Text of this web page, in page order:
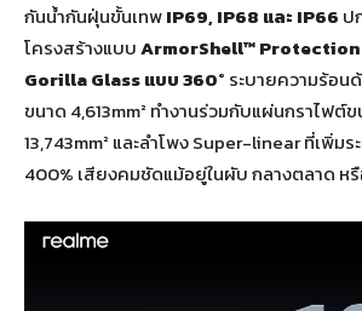
กันน้ำกันฝุ่นขั้นเทพIP69, IP68 และ IP66 ป
โครงสร้างแบบArmorShell™ Protection
Gorilla Glassแบบ 360° ระบายความร้อน
ขนาด 4,613mm² ทำงานร่วมกับแผ่นกราไฟ
13,743mm² และลำโพง Super-linear ที่เพิ่ม
400% เสียงคมชัดแม้อยู่ในผับ กลางตลาด ห